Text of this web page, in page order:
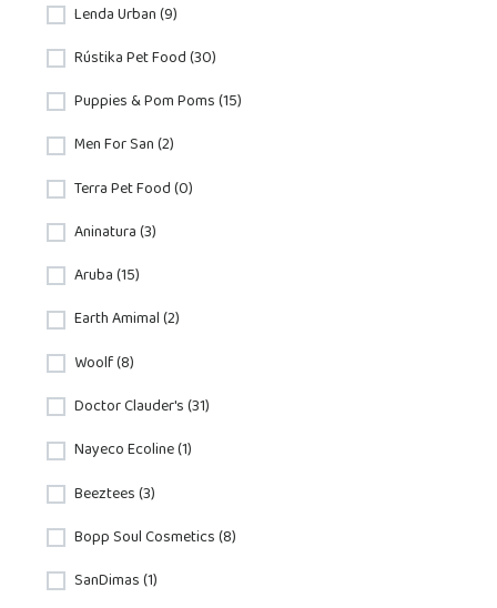
Lenda Urban (9)
Rústika Pet Food (30)
Puppies & Pom Poms (15)
Men For San (2)
Terra Pet Food (0)
Aninatura (3)
Aruba (15)
Earth Amimal (2)
Woolf (8)
Doctor Clauder's (31)
Nayeco Ecoline (1)
Beeztees (3)
Bopp Soul Cosmetics (8)
SanDimas (1)